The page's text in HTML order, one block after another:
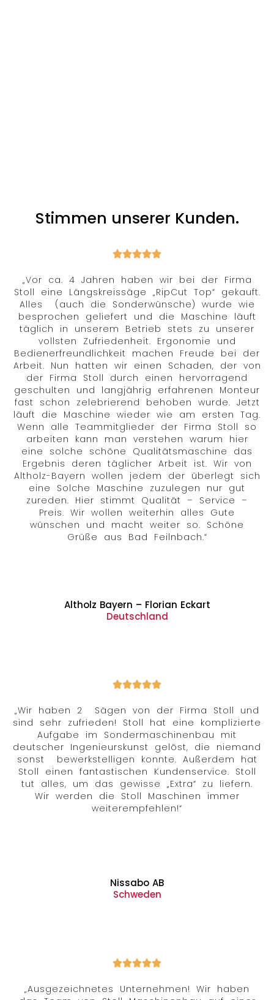
Stimmen unserer Kunden.
„Vor ca. 4 Jahren haben wir bei der Firma
Stoll eine Längskreissäge „RipCut Top“ gekauft.
Alles (auch die Sonderwünsche) wurde wie
besprochen geliefert und die Maschine läuft
täglich in unserem Betrieb stets zu unserer
vollsten Zufriedenheit. Ergonomie und
Bedienerfreundlichkeit machen Freude bei der
Arbeit. Nun hatten wir einen Schaden, der von
der Firma Stoll durch einen hervorragend
geschulten und langjährig erfahrenen Monteur
fast schon zelebrierend behoben wurde. Jetzt
läuft die Maschine wieder wie am ersten Tag.
Wenn alle Teammitglieder der Firma Stoll so
arbeiten kann man verstehen warum hier
eine solche schöne Qualitätsmaschine das
Ergebnis deren täglicher Arbeit ist. Wir von
Altholz-Bayern wollen jedem der überlegt sich
eine Solche Maschine zuzulegen nur gut
zureden. Hier stimmt Qualität – Service –
Preis. Wir wollen weiterhin alles Gute
wünschen und macht weiter so. Schöne
Grüße aus Bad Feilnbach.“
Altholz Bayern – Florian Eckart
Deutschland
„Wir haben 2 Sägen von der Firma Stoll und
sind sehr zufrieden! Stoll hat eine komplizierte
Aufgabe im Sondermaschinenbau mit
deutscher Ingenieurskunst gelöst, die niemand
sonst bewerkstelligen konnte. Außerdem hat
Stoll einen fantastischen Kundenservice. Stoll
tut alles, um das gewisse „Extra“ zu liefern.
Wir werden die Stoll Maschinen immer
weiterempfehlen!“
Nissabo AB
Schweden
„Ausgezeichnetes Unternehmen! Wir haben